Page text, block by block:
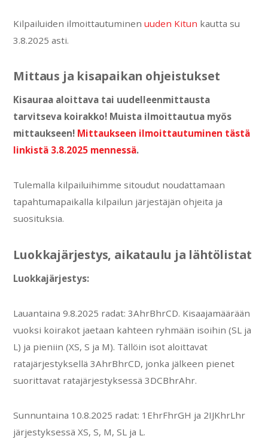
Kilpailuiden ilmoittautuminenuuden Kitun kautta su
3.8.2025 asti.
Mittaus ja kisapaikan ohjeistukset
Kisauraa aloittava tai uudelleenmittausta
tarvitseva koirakko! Muista ilmoittautua myös
mittaukseen! Mittaukseen ilmoittautuminen tästä
linkistä 3.8.2025 mennessä.
Tulemalla kilpailuihimme sitoudut noudattamaan
tapahtumapaikalla kilpailun järjestäjän ohjeita ja
suosituksia.
Luokkajärjestys, aikataulu ja lähtölistat
Luokkajärjestys:
Lauantaina 9.8.2025 radat: 3AhrBhrCD. Kisaajamäärään
vuoksi koirakot jaetaan kahteen ryhmään isoihin (SL ja
L) ja pieniin (XS, S ja M). Tällöin isot aloittavat
ratajärjestyksellä 3AhrBhrCD, jonka jälkeen pienet
suorittavat ratajärjestyksessä 3DCBhrAhr.
Sunnuntaina 10.8.2025 radat: 1EhrFhrGH ja 2IJKhrLhr
järjestyksessä XS, S, M, SL ja L.